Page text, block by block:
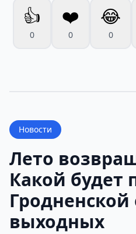
👍
0
❤️
0
😂
0
Новости
Лето
Какой будет
Гродненской
выходных